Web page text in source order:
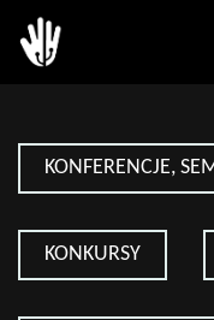
KONFERENCJE,
KONKURSY